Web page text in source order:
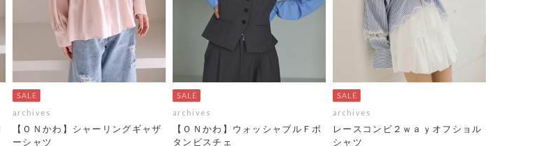
archives
【ＯＮかわ】シャーリングギャザ
ーシャツ
archives
【ＯＮかわ】ウォッシャブルＦボ
タンビスチェ
archives
レースコンビ２ｗａｙオフショル
シャツ